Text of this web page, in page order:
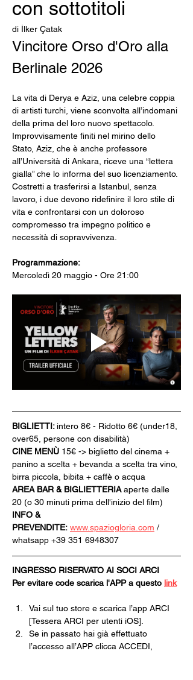
con sottotitoli
di İlker Çatak
Vincitore Orso d'Oro alla
Berlinale 2026
La vita di Derya e Aziz, una celebre coppia
di artisti turchi, viene sconvolta all’indomani
della prima del loro nuovo spettacolo.
Improvvisamente finiti nel mirino dello
Stato, Aziz, che è anche professore
all’Università di Ankara, riceve una “lettera
gialla” che lo informa del suo licenziamento.
Costretti a trasferirsi a Istanbul, senza
lavoro, i due devono ridefinire il loro stile di
vita e confrontarsi con un doloroso
compromesso tra impegno politico e
necessità di sopravvivenza.
Programmazione:
Mercoledì 20 maggio - Ore 21:00
BIGLIETTI: intero 8€ - Ridotto 6€ (under18,
over65, persone con disabilità)
CINE MENÙ 15€ -> biglietto del cinema +
panino a scelta + bevanda a scelta tra vino,
birra piccola, bibita + caffè o acqua
AREA BAR & BIGLIETTERIA aperte dalle
20 (o 30 minuti prima dell'inizio del film)
INFO &
PREVENDITE: www.spaziogloria.com /
whatsapp +39 351 6948307
INGRESSO RISERVATO AI SOCI ARCI
Per evitare code scarica l'APP a questo link
Vai sul tuo store e scarica l’app ARCI
[Tessera ARCI per utenti iOS].
Se in passato hai già effettuato
l’accesso all’APP clicca ACCEDI,